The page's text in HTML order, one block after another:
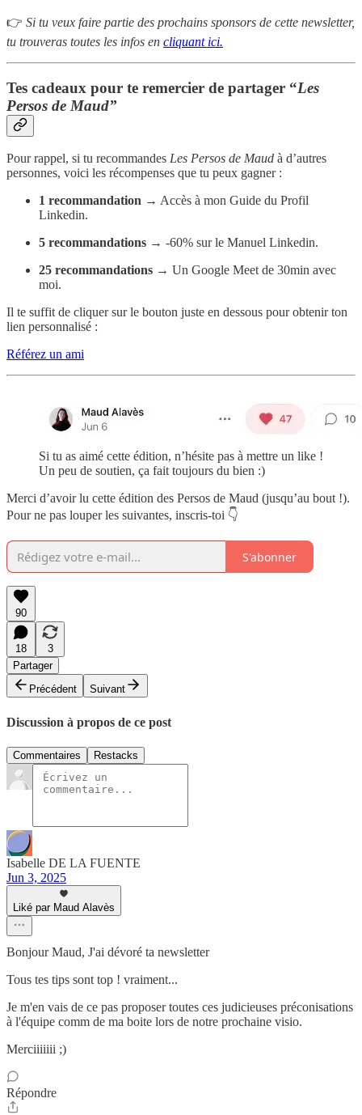
👉 Si tu veux faire partie des prochains sponsors de cette newsletter,
tu trouveras toutes les infos en cliquant ici.
Tes cadeaux pour te remercier de partager “Les
Persos de Maud”
Pour rappel, si tu recommandes Les Persos de Maud à d’autres
personnes, voici les récompenses que tu peux gagner :
1 recommandation → Accès à mon Guide du Profil
Linkedin.
5 recommandations → -60% sur le Manuel Linkedin.
25 recommandations → Un Google Meet de 30min avec
moi.
Il te suffit de cliquer sur le bouton juste en dessous pour obtenir ton
lien personnalisé :
Référez un ami
Si tu as aimé cette édition, n’hésite pas à mettre un like !
Un peu de soutien, ça fait toujours du bien :)
Merci d’avoir lu cette édition des Persos de Maud (jusqu’au bout !).
Pour ne pas louper les suivantes, inscris-toi 👇
S'abonner
90
18
3
Partager
Précédent
Suivant
Discussion à propos de ce post
Commentaires Restacks
Isabelle DE LA FUENTE
Jun 3, 2025
Liké par Maud Alavès
Bonjour Maud, J'ai dévoré ta newsletter
Tous tes tips sont top ! vraiment...
Je m'en vais de ce pas proposer toutes ces judicieuses préconisations
à l'équipe comm de ma boite lors de notre prochaine visio.
Merciiiiiii ;)
Répondre